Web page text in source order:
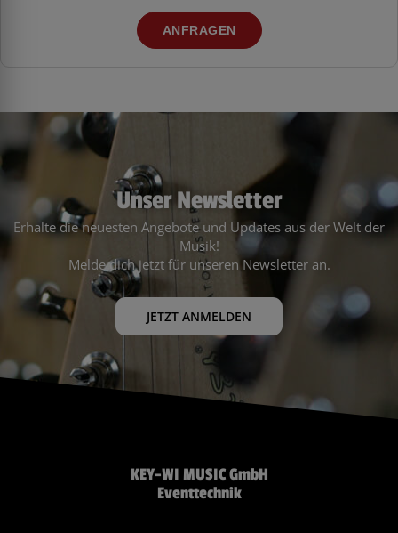
ANFRAGEN
Unser Newsletter
Erhalte die neuesten Angebote und Updates aus der Welt der
Musik!
Melde dich jetzt für unseren Newsletter an.
JETZT ANMELDEN
KEY-WI MUSIC GmbH
Eventtechnik